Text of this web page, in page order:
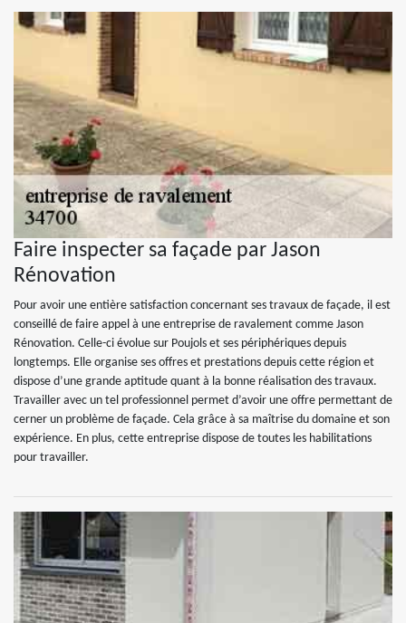
Faire inspecter sa façade par Jason
Rénovation
Pour avoir une entière satisfaction concernant ses travaux de façade, il est
conseillé de faire appel à une entreprise de ravalement comme Jason
Rénovation. Celle-ci évolue sur Poujols et ses périphériques depuis
longtemps. Elle organise ses offres et prestations depuis cette région et
dispose d’une grande aptitude quant à la bonne réalisation des travaux.
Travailler avec un tel professionnel permet d’avoir une offre permettant de
cerner un problème de façade. Cela grâce à sa maîtrise du domaine et son
expérience. En plus, cette entreprise dispose de toutes les habilitations
pour travailler.